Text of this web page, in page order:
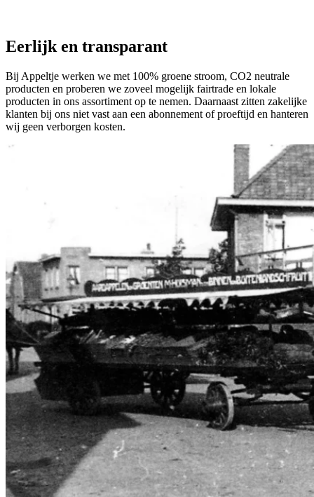
Eerlijk en transparant
Bij Appeltje werken we met 100% groene stroom, CO2 neutrale
producten en proberen we zoveel mogelijk fairtrade en lokale
producten in ons assortiment op te nemen. Daarnaast zitten zakelijke
klanten bij ons niet vast aan een abonnement of proeftijd en hanteren
wij geen verborgen kosten.